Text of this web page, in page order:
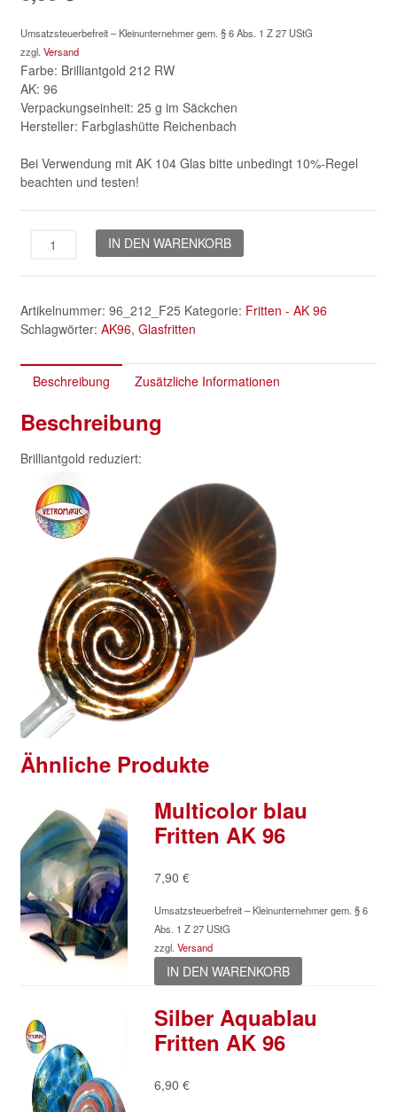
Umsatzsteuerbefreit – Kleinunternehmer gem. § 6 Abs. 1 Z 27 UStG
zzgl. Versand
Farbe: Brilliantgold 212 RW
AK: 96
Verpackungseinheit: 25 g im Säckchen
Hersteller: Farbglashütte Reichenbach
Bei Verwendung mit AK 104 Glas bitte unbedingt 10%-Regel
beachten und testen!
Brilliantgold
Fritten
AK
Menge
IN DEN WARENKORB
Artikelnummer: 96_212_F25 Kategorie: Fritten - AK 96
Schlagwörter: AK96, Glasfritten
Beschreibung Zusätzliche Informationen
Beschreibung
Brilliantgold reduziert:
Ähnliche Produkte
Multicolor blau
Fritten AK 96
7,90 €
Umsatzsteuerbefreit – Kleinunternehmer gem. § 6
Abs. 1 Z 27 UStG
zzgl. Versand
IN DEN WARENKORB
Silber Aquablau
Fritten AK 96
6,90 €